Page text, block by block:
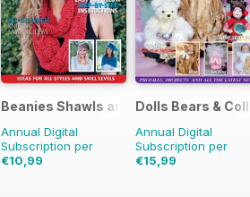
Beanies Shawls and Scarves
Annual Digital
Subscription per
€10,99
Dolls Bears &
Annual Digital
Subscription per
€15,99